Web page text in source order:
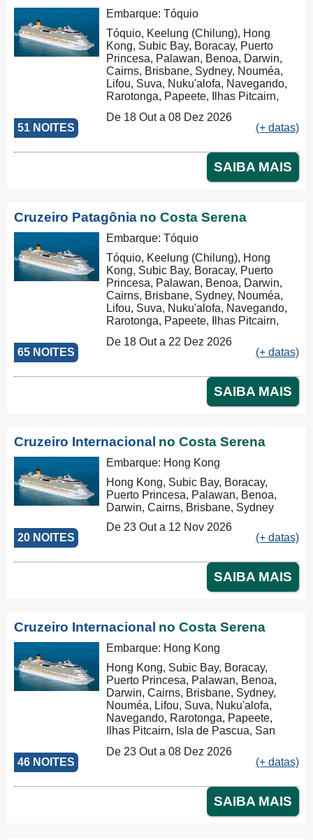
51 NOITES
Embarque: Tóquio
Tóquio, Keelung (Chilung), Hong
Kong, Subic Bay, Boracay, Puerto
Princesa, Palawan, Benoa, Darwin,
Cairns, Brisbane, Sydney, Nouméa,
Lifou, Suva, Nuku'alofa, Navegando,
Rarotonga, Papeete, Ilhas Pitcairn,
De 18 Out a 08 Dez 2026
(+ datas)
SAIBA MAIS
Cruzeiro Patagônia no Costa Serena
65 NOITES
Embarque: Tóquio
Tóquio, Keelung (Chilung), Hong
Kong, Subic Bay, Boracay, Puerto
Princesa, Palawan, Benoa, Darwin,
Cairns, Brisbane, Sydney, Nouméa,
Lifou, Suva, Nuku'alofa, Navegando,
Rarotonga, Papeete, Ilhas Pitcairn,
Montt, Puerto Chacabuco, Punta
Arenas, Ushuaia, Puerto Madryn,
De 18 Out a 22 Dez 2026
(+ datas)
SAIBA MAIS
Cruzeiro Internacional no Costa Serena
20 NOITES
Embarque: Hong Kong
Hong Kong, Subic Bay, Boracay,
Puerto Princesa, Palawan, Benoa,
Darwin, Cairns, Brisbane, Sydney
De 23 Out a 12 Nov 2026
(+ datas)
SAIBA MAIS
Cruzeiro Internacional no Costa Serena
46 NOITES
Embarque: Hong Kong
Hong Kong, Subic Bay, Boracay,
Puerto Princesa, Palawan, Benoa,
Darwin, Cairns, Brisbane, Sydney,
Nouméa, Lifou, Suva, Nuku'alofa,
Navegando, Rarotonga, Papeete,
Ilhas Pitcairn, Isla de Pascua, San
De 23 Out a 08 Dez 2026
(+ datas)
SAIBA MAIS